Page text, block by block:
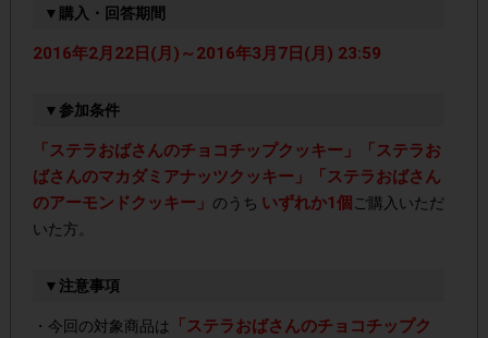
▼購入・回答期間
2016年2月22日(月)～2016年3月7日(月) 23:59
▼参加条件
「ステラおばさんのチョコチップクッキー」「ステラお
ばさんのマカダミアナッツクッキー」「ステラおばさん
のアーモンドクッキー」 のうち いずれか1個 ご購入いただ
いた方。
▼注意事項
・今回の対象商品は
「ステラおばさんのチョコチップク